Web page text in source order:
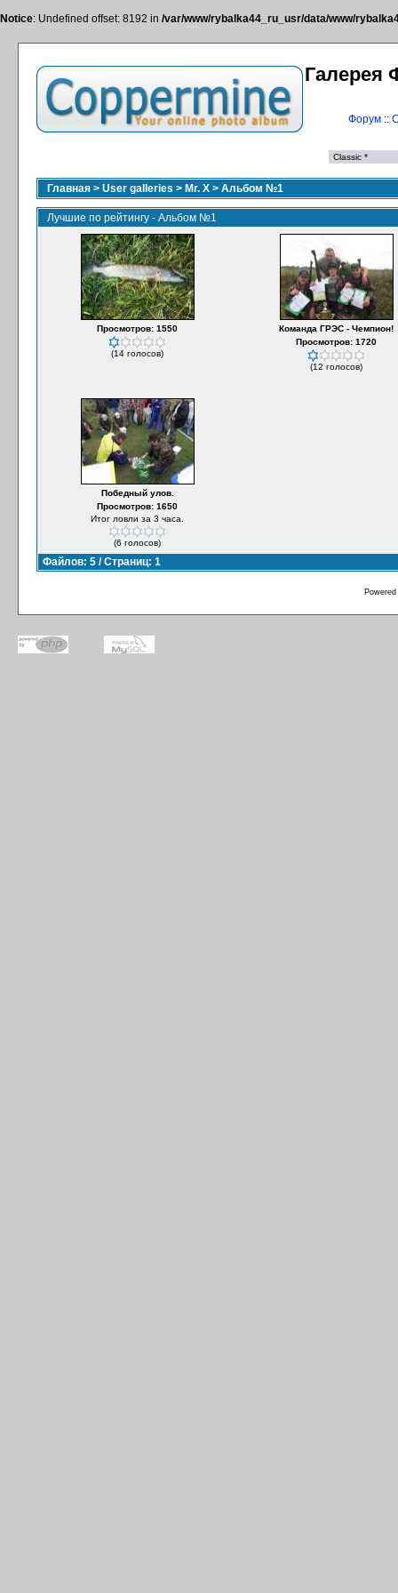
Notice: Undefined offset: 8192 in /var/www/rybalka44_ru_usr/data/www/
Галерея
Форум::
Главная > User galleries > Mr. X > Альбом №1
Лучшие по рейтингу - Альбом №1
Просмотров: 1550
(14 голосов)
Команда ГРЭС - Чемпион!
Просмотров: 1720
(12 голосов)
Победный улов.
Просмотров: 1650
Итог ловли за 3 часа.
(6 голосов)
Файлов: 5 / Страниц: 1